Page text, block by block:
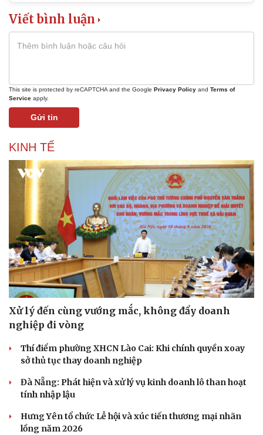
Kinh tế
Bất động sản
Khởi nghiệp
Thị trường
Giá vàng
Tiêu dùng
Chứng khoán
Viết bình luận
This site is protected by reCAPTCHA and the Google Privacy Policy and Terms of
Service apply.
Gửi tin
KINH TẾ
Xử lý đến cùng vướng mắc, không đẩy doanh
nghiệp đi vòng
Thí điểm phường XHCN Lào Cai: Khi chính quyền xoay
sở thủ tục thay doanh nghiệp
Đà Nẵng: Phát hiện và xử lý vụ kinh doanh lô than hoạt
tính nhập lậu
Hưng Yên tổ chức Lễ hội và xúc tiến thương mại nhãn
lồng năm 2026